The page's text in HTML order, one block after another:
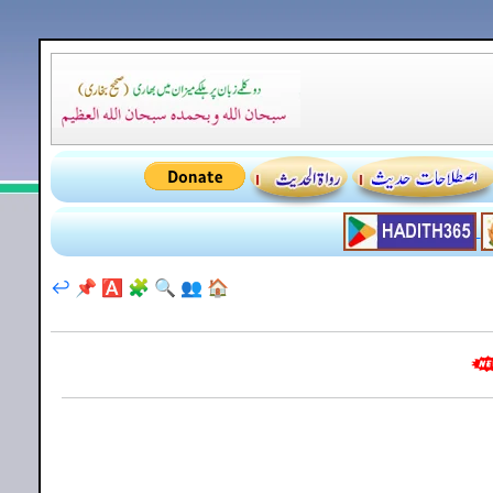
🏠
👥
🔍
🧩
🅰️
📌
↩️